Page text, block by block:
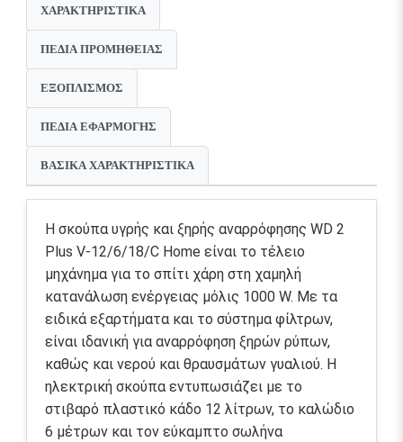
ΧΑΡΑΚΤΗΡΙΣΤΙΚΆ
ΠΕΔΊΑ ΠΡΟΜΉΘΕΙΑΣ
ΕΞΟΠΛΙΣΜΌΣ
ΠΕΔΊΑ ΕΦΑΡΜΟΓΉΣ
ΒΑΣΙΚΆ ΧΑΡΑΚΤΗΡΙΣΤΙΚΆ
Η σκούπα υγρής και ξηρής αναρρόφησης WD 2
Plus V-12/6/18/C Home είναι το τέλειο
μηχάνημα για το σπίτι χάρη στη χαμηλή
κατανάλωση ενέργειας μόλις 1000 W. Με τα
ειδικά εξαρτήματα και το σύστημα φίλτρων,
είναι ιδανική για αναρρόφηση ξηρών ρύπων,
καθώς και νερού και θραυσμάτων γυαλιού. Η
ηλεκτρική σκούπα εντυπωσιάζει με το
στιβαρό πλαστικό κάδο 12 λίτρων, το καλώδιο
6 μέτρων και τον εύκαμπτο σωλήνα